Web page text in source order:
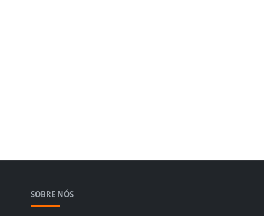
SOBRE NÓS